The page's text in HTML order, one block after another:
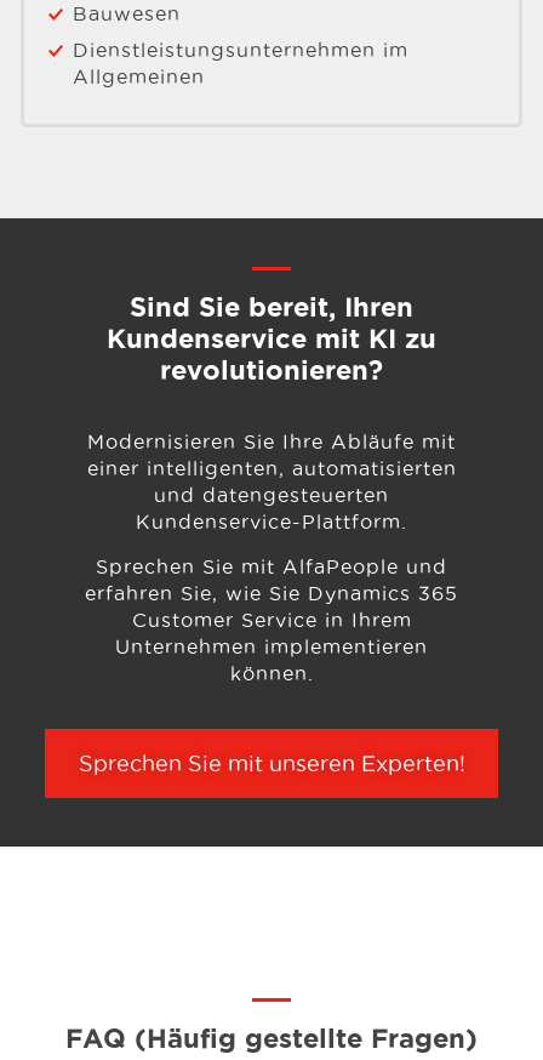
Bauwesen
Dienstleistungsunternehmen im
Allgemeinen
Sind Sie bereit, Ihren
Kundenservice mit KI zu
revolutionieren?
Modernisieren Sie Ihre Abläufe mit
einer intelligenten, automatisierten
und datengesteuerten
Kundenservice-Plattform.
Sprechen Sie mit AlfaPeople und
erfahren Sie, wie Sie Dynamics 365
Customer Service in Ihrem
Unternehmen implementieren
können.
Sprechen Sie mit unseren Experten!
FAQ (Häufig gestellte Fragen)